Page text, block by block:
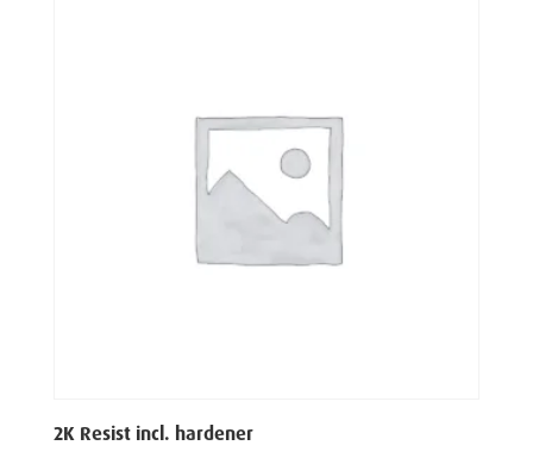
na
izdelka
2K Resist incl. hardener